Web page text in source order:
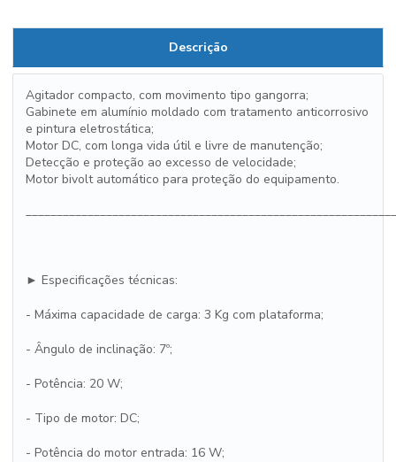
Descrição
Agitador compacto, com movimento tipo gangorra;
Gabinete em alumínio moldado com tratamento anticorrosivo
e pintura eletrostática;
Motor DC, com longa vida útil e livre de manutenção;
Detecção e proteção ao excesso de velocidade;
Motor bivolt automático para proteção do equipamento.
► Especificações técnicas:
- Máxima capacidade de carga: 3 Kg com plataforma;
- Ângulo de inclinação: 7º;
- Potência: 20 W;
- Tipo de motor: DC;
- Potência do motor entrada: 16 W;